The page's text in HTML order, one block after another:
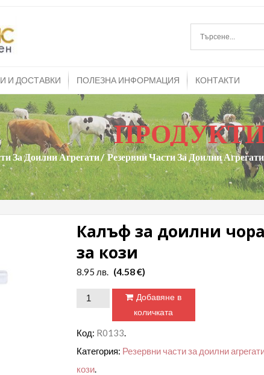
Доилни агрегати и резервни части за тях
И ДОСТАВКИ ПОЛЕЗНА ИНФОРМАЦИЯ КОНТАКТИ
За Доилни Агрегати Резервни Части За Доилни
Калъф за доилни
за кози
8.95 лв. (4.58 €)
количество
Калъф
Добавяне в
количката
Код: R0133
Категория: Резервни части за доилни
кози